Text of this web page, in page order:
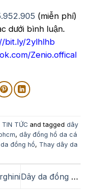
(miễn phí)
dưới bình luận.
bit.ly/2ylhlhb
Zenio.offical
TIN TỨC and tagged dây
, dây đồng hồ da cá
đồng hồ, Thay dây da
Dây da đồng hồ hand made theo yêu cầu